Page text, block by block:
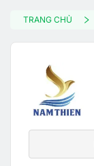
TRANG CHỦ